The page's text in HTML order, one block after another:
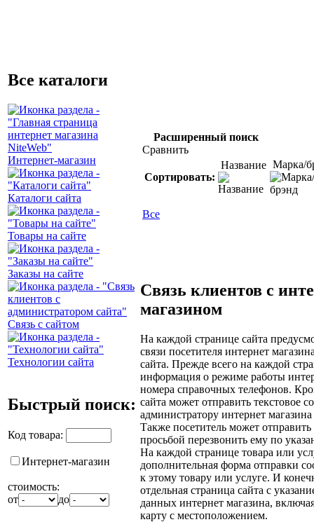
Все каталоги
Интернет-магазин
Каталоги сайта
Товары на сайте
Заказы на сайте
Связь с сайтом
Технологии сайта
Быстрый поиск:
Код товара:
Интернет-магазин
стоимость:
от
до
Расширенный поиск
Сравнить
Сортировать:
Название Марка/
Все
Связь клиентов с
магазином
На каждой странице сайта
связи посетителя интернет
сайта. Прежде всего на каждой
информация о режиме работы
номера справочных телефонов.
сайта может отправить текстовое
администратору интернет
Также посетитель может
просьбой перезвонить ему по
На каждой странице товара или
дополнительная форма отправки
к этому товару или услуге. И
отдельная страница сайта с
данных интернет магазина,
карту с местоположением.